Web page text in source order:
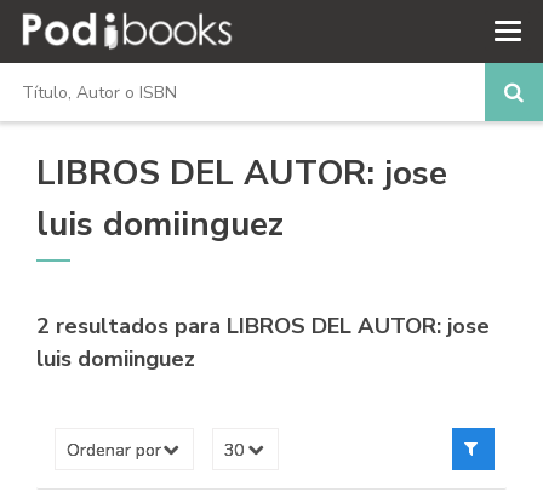
LIBROS DEL AUTOR: jose
luis domiinguez
2 resultados para LIBROS DEL AUTOR: jose
luis domiinguez